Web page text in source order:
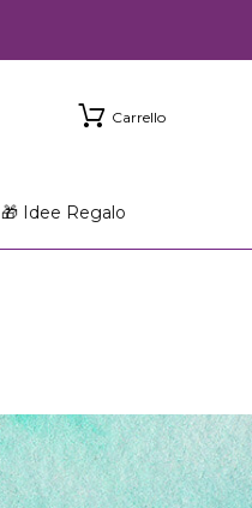
Carrello
🎁 Idee Regalo